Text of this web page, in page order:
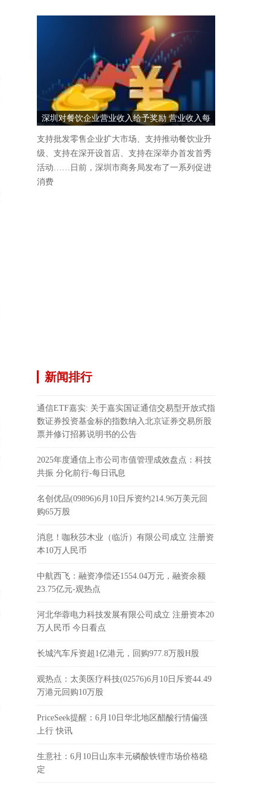
深圳对餐饮企业营业收入给予奖励 营业收入每
1000万元奖励5万元
支持批发零售企业扩大市场、支持推动餐饮业升
级、支持在深开设首店、支持在深举办首发首秀
活动……日前，深圳市商务局发布了一系列促进
消费
新闻排行
通信ETF嘉实: 关于嘉实国证通信交易型开放式指
数证券投资基金标的指数纳入北京证券交易所股
票并修订招募说明书的公告
2025年度通信上市公司市值管理成效盘点：科技
共振 分化前行-每日讯息
名创优品(09896)6月10日斥资约214.96万美元回
购65万股
消息！咖秋莎木业（临沂）有限公司成立 注册资
本10万人民币
中航西飞：融资净偿还1554.04万元，融资余额
23.75亿元-观热点
河北华蓉电力科技发展有限公司成立 注册资本20
万人民币 今日看点
长城汽车斥资超1亿港元，回购977.8万股H股
观热点：太美医疗科技(02576)6月10日斥资44.49
万港元回购10万股
PriceSeek提醒：6月10日华北地区醋酸行情偏强
上行 快讯
生意社：6月10日山东丰元磷酸铁锂市场价格稳
定